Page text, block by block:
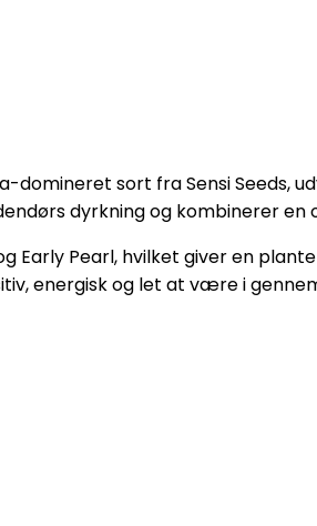
domineret sort fra Sensi
dyrkning og kombinerer
Early Pearl, hvilket giver en
energisk og let at være i